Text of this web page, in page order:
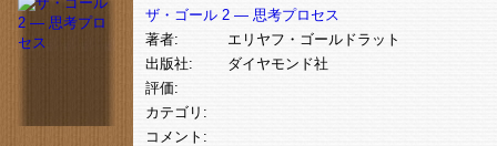
ザ・ゴール 2 ― 思考プロセス
著者:
エリヤフ・ゴールドラット
出版社:
ダイヤモンド社
評価:
カテゴリ:
コメント: